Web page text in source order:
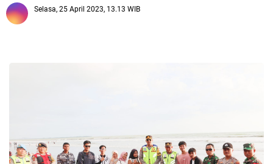
Selasa, 25 April 2023, 13.13 WIB